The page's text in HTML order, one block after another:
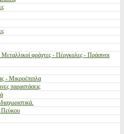
φράχτες - Πέργκολες - Πράσινοι
- Μικροέπιπλα
παραστάσεις
Πεύκου